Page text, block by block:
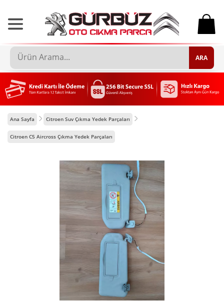
0
ARA
Ana Sayfa Citroen Suv Çıkma Yedek Parçaları
Citroen C5 Aircross Çıkma Yedek Parçaları